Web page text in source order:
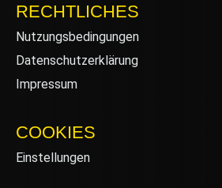
RECHTLICHES
Nutzungsbedingungen
Datenschutzerklärung
Impressum
COOKIES
Einstellungen